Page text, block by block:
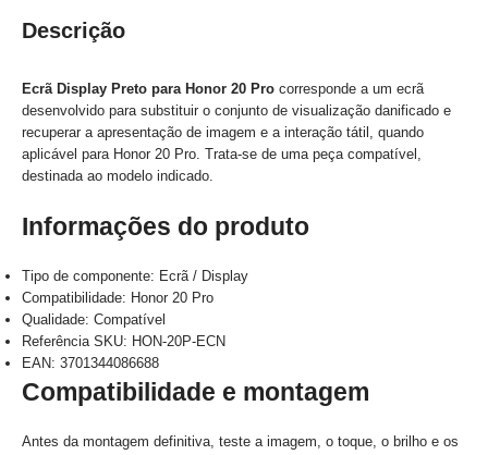
Descrição
Ecrã Display Preto para Honor 20 Pro corresponde a um ecrã
desenvolvido para substituir o conjunto de visualização danificado e
recuperar a apresentação de imagem e a interação tátil, quando
aplicável para Honor 20 Pro. Trata-se de uma peça compatível,
destinada ao modelo indicado.
Informações do produto
Tipo de componente: Ecrã / Display
Compatibilidade: Honor 20 Pro
Qualidade: Compatível
Referência SKU: HON-20P-ECN
EAN: 3701344086688
Compatibilidade e montagem
Antes da montagem definitiva, teste a imagem, o toque, o brilho e os